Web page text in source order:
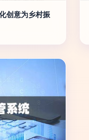
创意为乡村振